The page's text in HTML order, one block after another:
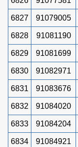
6827 91079005
6828 91081190
6829 91081699
6830 91082971
6831 91083676
6832 91084020
6833 91084204
6834 91084921